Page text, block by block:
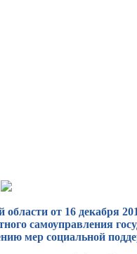
области от 16 декабря
самоуправления
мер социальной